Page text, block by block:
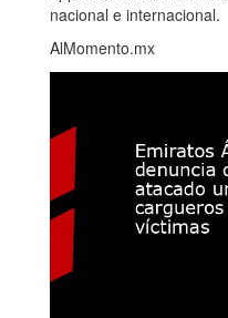
nacional e internacional.
AlMomento.mx